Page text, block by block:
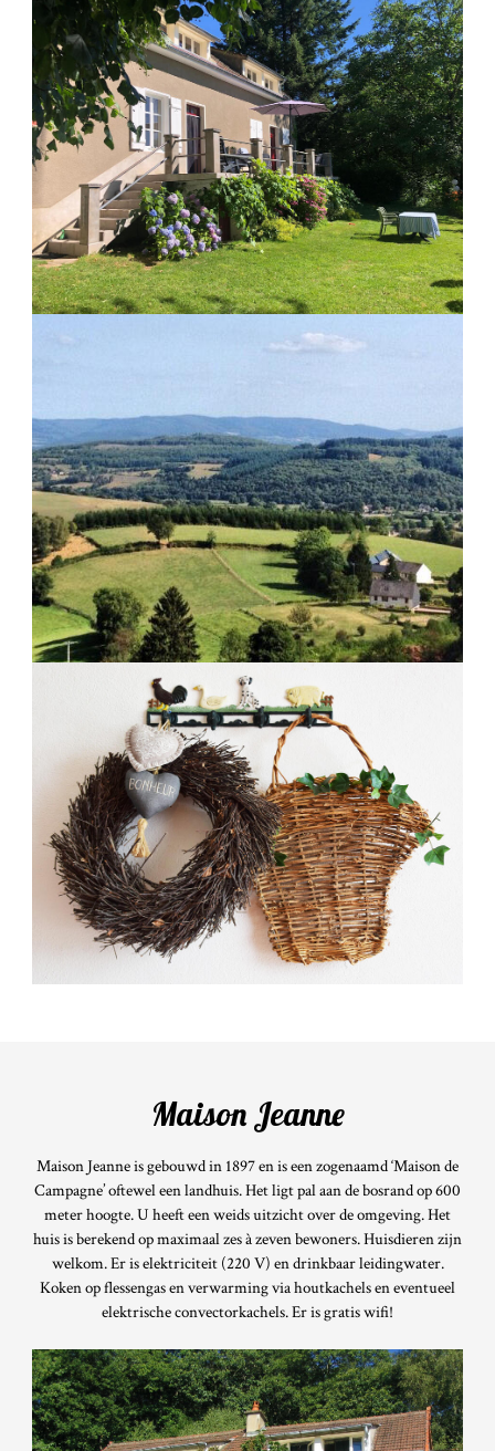
Maison Jeanne
Maison Jeanne is gebouwd in 1897 en is een zogenaamd ‘Maison de
Campagne’ oftewel een landhuis. Het ligt pal aan de bosrand op 600
meter hoogte. U heeft een weids uitzicht over de omgeving. Het
huis is berekend op maximaal zes à zeven bewoners. Huisdieren zijn
welkom. Er is elektriciteit (220 V) en drinkbaar leidingwater.
Koken op flessengas en verwarming via houtkachels en eventueel
elektrische convectorkachels. Er is gratis wifi!